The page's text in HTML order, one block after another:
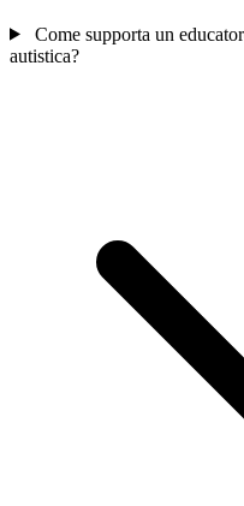
Come supporta un
autistica?